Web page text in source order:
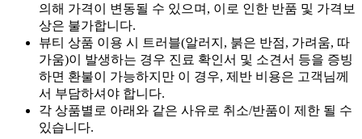
의해 가격이 변동될 수 있으며, 이로 인한 반품 및 가격보
상은 불가합니다.
뷰티 상품 이용 시 트러블(알러지, 붉은 반점, 가려움, 따
가움)이 발생하는 경우 진료 확인서 및 소견서 등을 증빙
하면 환불이 가능하지만 이 경우, 제반 비용은 고객님께
서 부담하셔야 합니다.
각 상품별로 아래와 같은 사유로 취소/반품이 제한 될 수
있습니다.